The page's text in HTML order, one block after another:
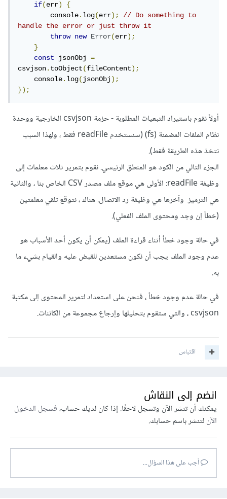
if(err)
{
        console
.log(err);
// Do something to
handle the error or just throw it
throw
new Error(err);
}
const
jsonObj =
csvjson.toObject(fileContent);
    console
.log(jsonObj);
});
أولاً نقوم باستيراد التبعيات المطلوبة - حزمة csvjson الخارجية ووحدة
نظام الملفات المضمنة (fs) (سنستخدم readFile فقط ، ولهذا السبب
نتخذ هذه الطريقة فقط).
الجزء التالي من الكود هو المنطق الرئيسي. نقوم بتمرير ثلاث معلمات إلى
وظيفة readFile: الأولى هي موقع ملف مصدر CSV الخاص بنا ، والثانية
هي الترميز وآخرها هي وظيفة رد الاتصال. هناك ، نتوقع تلقي معلمتين
(خطأ إن وجد ومحتوى الملف الفعلي).
في حالة وجود خطأ أثناء قراءة الملف (يمكن أن يكون أحد الأسباب هو
عدم وجود الملف يجب أن نكون مستعدين للقبض عليه والقيام بشيء ما
به.
في حالة عدم وجود خطأ ، فنحن على استعداد لتمرير المحتوى إلى مكتبة
csvjson ، والتي ستقوم بتحليلها وإرجاع مجموعة من الكائنات.
اقتباس
انضم إلى النقاش
يمكنك أن تنشر الآن وتسجل لاحقًا. إذا كان لديك حساب،فسجل الدخول
الآنلتنشر باسم حسابك.
أجب على هذا السؤال...